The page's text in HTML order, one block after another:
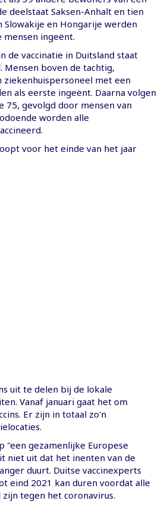
deelstaat Saksen-Anhalt en tien
Slowakije en Hongarije werden
mensen ingeënt.
de vaccinatie in Duitsland staat
Mensen boven de tachtig,
met een
als eerste ingeënt. Daarna volgen
75, gevolgd door mensen van
worden alle
voor het einde van het jaar
uit te delen bij de lokale
Vanaf januari gaat het om
Er zijn in totaal zo'n
"een gezamenlijke Europese
niet uit dat het inenten van de
duurt. Duitse vaccinexperts
eind 2021 kan duren voordat alle
tegen het coronavirus.